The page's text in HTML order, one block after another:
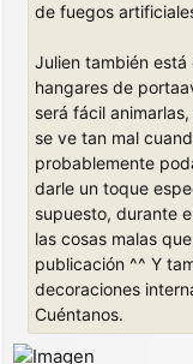
de fuegos
Julien también
hangares de
será fácil
se ve tan mal
probablemente
darle un toque
supuesto, durante
las cosas malas
publicación ^^ Y
decoraciones
Cuéntanos.